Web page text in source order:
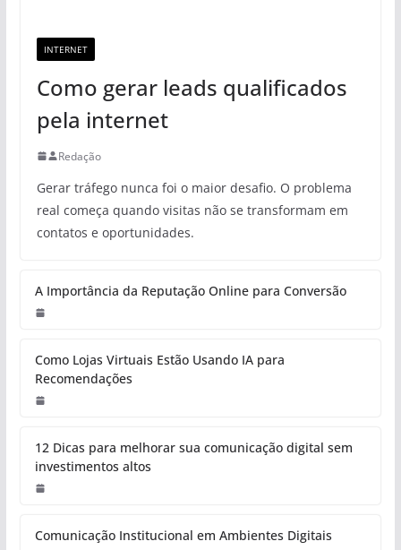
INTERNET
Como gerar leads qualificados
pela internet
Redação
Gerar tráfego nunca foi o maior desafio. O problema
real começa quando visitas não se transformam em
contatos e oportunidades.
A Importância da Reputação Online para Conversão
Como Lojas Virtuais Estão Usando IA para
Recomendações
12 Dicas para melhorar sua comunicação digital sem
investimentos altos
Comunicação Institucional em Ambientes Digitais